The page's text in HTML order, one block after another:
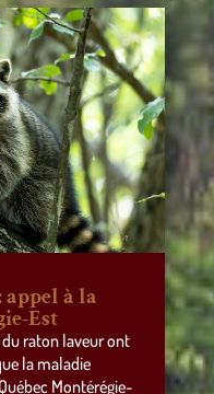
à la
Est
du raton laveur ont
la maladie
Montérégie-